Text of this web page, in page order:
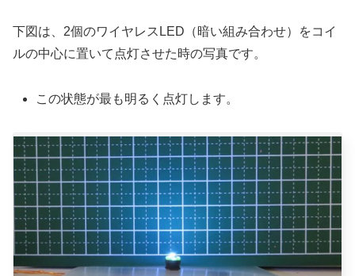
下図は、2個のワイヤレスLED（暗い組み合わせ）をコイ
ルの中心に置いて点灯させた時の写真です。
この状態が最も明るく点灯します。